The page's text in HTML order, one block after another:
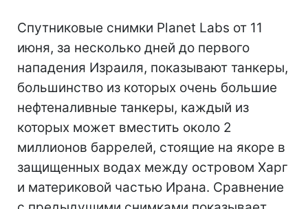
Спутниковые снимки Planet Labs от 11
июня, за несколько дней до первого
нападения Израиля, показывают танкеры,
большинство из которых очень большие
нефтеналивные танкеры, каждый из
которых может вместить около 2
миллионов баррелей, стоящие на якоре в
защищенных водах между островом Харг
и материковой частью Ирана. Сравнение